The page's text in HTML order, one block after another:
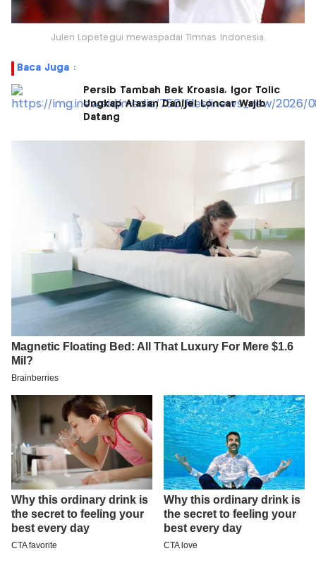
Julen Lopetegui mewaspadai Timnas Indonesia.
Baca Juga :
Persib Tambah Bek Kroasia, Igor Tolic
Ungkap Alasan Danijel Loncar Wajib
Datang